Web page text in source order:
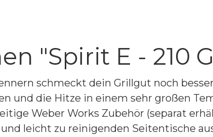
"Spirit E - 210
schmeckt dein Grillgut noch
und die Hitze in einem sehr großen
Weber Works Zubehör (separat
leicht zu reinigenden Seitentische